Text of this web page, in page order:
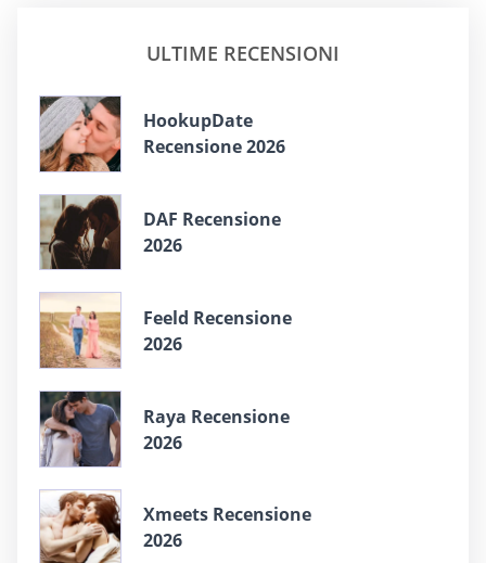
ULTIME RECENSIONI
HookupDate
Recensione 2026
DAF Recensione
2026
Feeld Recensione
2026
Raya Recensione
2026
Xmeets Recensione
2026